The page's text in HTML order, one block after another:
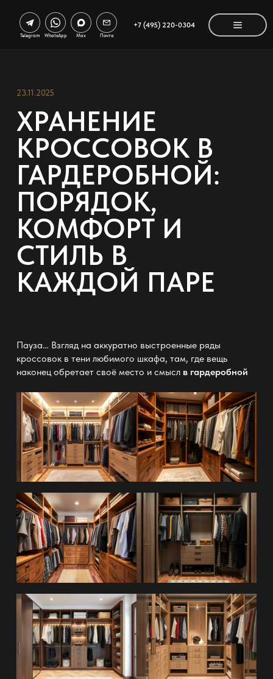
+7 (495) 220-0304
Telegram WhatsApp Max Почта
23.11.2025
ХРАНЕНИЕ
КРОССОВОК В
ГАРДЕРОБНОЙ:
ПОРЯДОК,
КОМФОРТ И
СТИЛЬ В
КАЖДОЙ ПАРЕ
Пауза… Взгляд на аккуратно выстроенные ряды
кроссовок в тени любимого шкафа, там, где вещь
наконец обретает своё место и смысл в гардеробной